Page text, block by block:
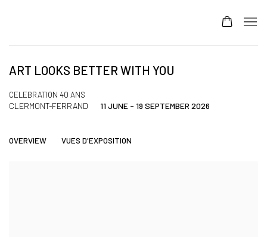
ART LOOKS BETTER WITH YOU
CELEBRATION 40 ANS
11 JUNE - 19 SEPTEMBER 2026
CLERMONT-FERRAND
OVERVIEW VUES D'EXPOSITION